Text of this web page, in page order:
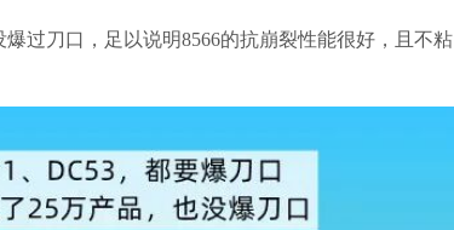
爆过刀口，足以说明8566的抗崩裂性能很好，且不粘